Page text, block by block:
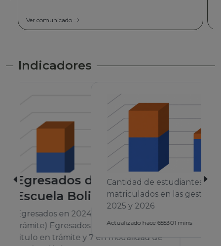
Ver comunicado
Indicadores
Cantidad de estudiantes
matriculados en las gestiones 2024,
Actualizado hace 655301 mins